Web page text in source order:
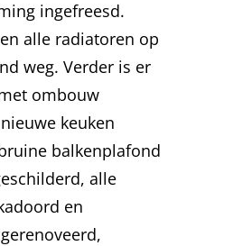
ingefreesd.
alle radiatoren op
weg. Verder is er
ombouw
keuken
balkenplafond
alle
en